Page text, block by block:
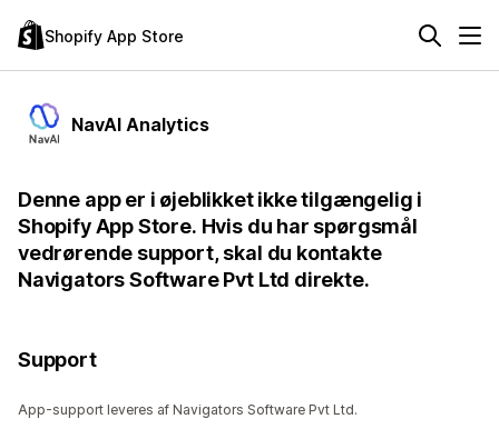
Shopify App Store
NavAI Analytics
Denne app er i øjeblikket ikke tilgængelig i
Shopify App Store. Hvis du har spørgsmål
vedrørende support, skal du kontakte
Navigators Software Pvt Ltd direkte.
Support
App-support leveres af Navigators Software Pvt Ltd.